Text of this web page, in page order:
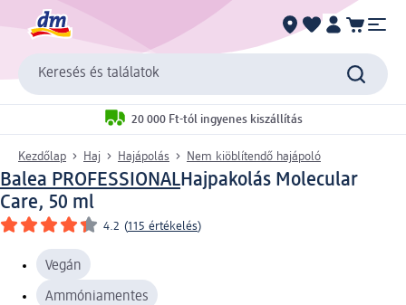
Keresés és találatok
20 000 Ft-tól ingyenes kiszállítás
Kezdőlap Haj Hajápolás Nem kiöblítendő hajápoló
Balea PROFESSIONALHajpakolás Molecular
Care, 50 ml
4.2 (115 értékelés)
Vegán
Ammóniamentes